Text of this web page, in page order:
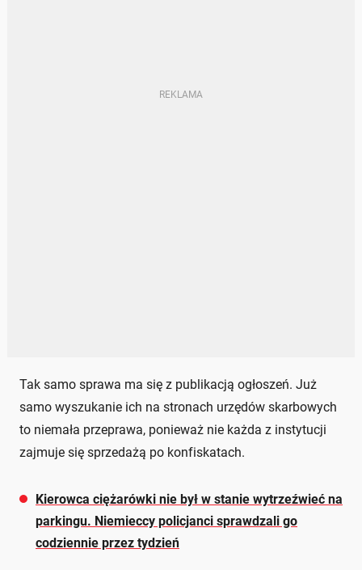
Tak samo sprawa ma się z publikacją ogłoszeń. Już
samo wyszukanie ich na stronach urzędów skarbowych
to niemała przeprawa, ponieważ nie każda z instytucji
zajmuje się sprzedażą po konfiskatach.
Kierowca ciężarówki nie był w stanie wytrzeźwieć na
parkingu. Niemieccy policjanci sprawdzali go
codziennie przez tydzień